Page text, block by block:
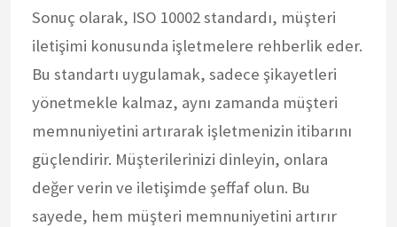
Sonuç olarak, ISO 10002 standardı, müşteri
iletişimi konusunda işletmelere rehberlik eder.
Bu standartı uygulamak, sadece şikayetleri
yönetmekle kalmaz, aynı zamanda müşteri
memnuniyetini artırarak işletmenizin itibarını
güçlendirir. Müşterilerinizi dinleyin, onlara
değer verin ve iletişimde şeffaf olun. Bu
sayede, hem müşteri memnuniyetini artırır